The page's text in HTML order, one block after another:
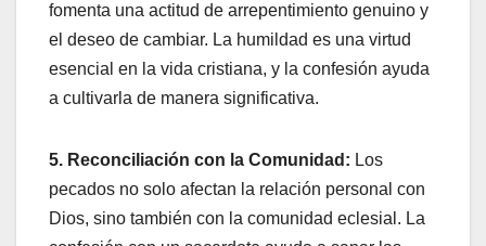
fomenta una actitud de arrepentimiento genuino y
el deseo de cambiar. La humildad es una virtud
esencial en la vida cristiana, y la confesión ayuda
a cultivarla de manera significativa.
5. Reconciliación con la Comunidad: Los
pecados no solo afectan la relación personal con
Dios, sino también con la comunidad eclesial. La